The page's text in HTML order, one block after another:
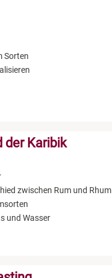
Sorten
der Karibik
zwischen Rum und Rhum
und Wasser